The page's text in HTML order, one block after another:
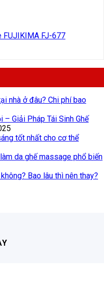
FUJIKIMA FJ-677
nhà ở đâu? Chi phí bao
– Giải Pháp Tái Sinh Ghế
tốt nhất cho cơ thể
da ghế massage phổ biến
Bao lâu thì nên thay?